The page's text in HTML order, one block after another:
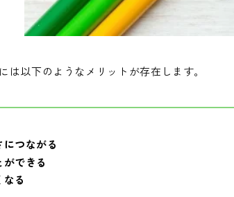
は以下のようなメリットが存在します。
つながる
できる
る